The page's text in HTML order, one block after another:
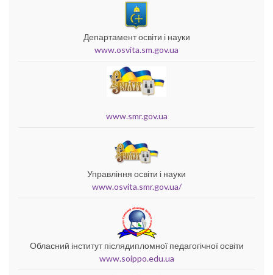
Департамент освіти і науки
www.osvita.sm.gov.ua
www.smr.gov.ua
Управління освіти і науки
www.osvita.smr.gov.ua/
Обласний інститут післядипломної педагогічної освіти
www.soippo.edu.ua